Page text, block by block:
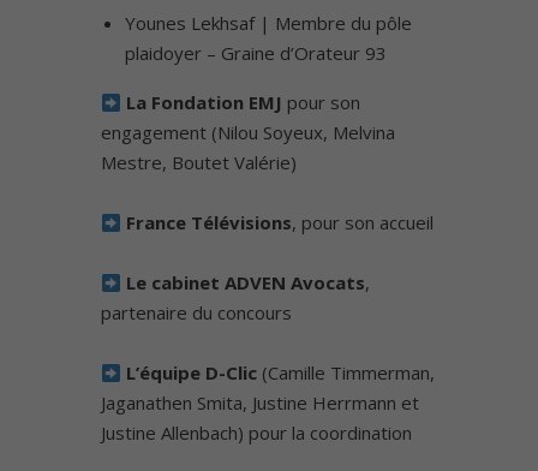
Younes Lekhsaf | Membre du pôle
plaidoyer – Graine d’Orateur 93
La Fondation EMJ pour son
engagement (Nilou Soyeux, Melvina
Mestre, Boutet Valérie)
France Télévisions, pour son accueil
Le cabinet ADVEN Avocats,
partenaire du concours
L’équipe D-Clic (Camille Timmerman,
Jaganathen Smita, Justine Herrmann et
Justine Allenbach) pour la coordination